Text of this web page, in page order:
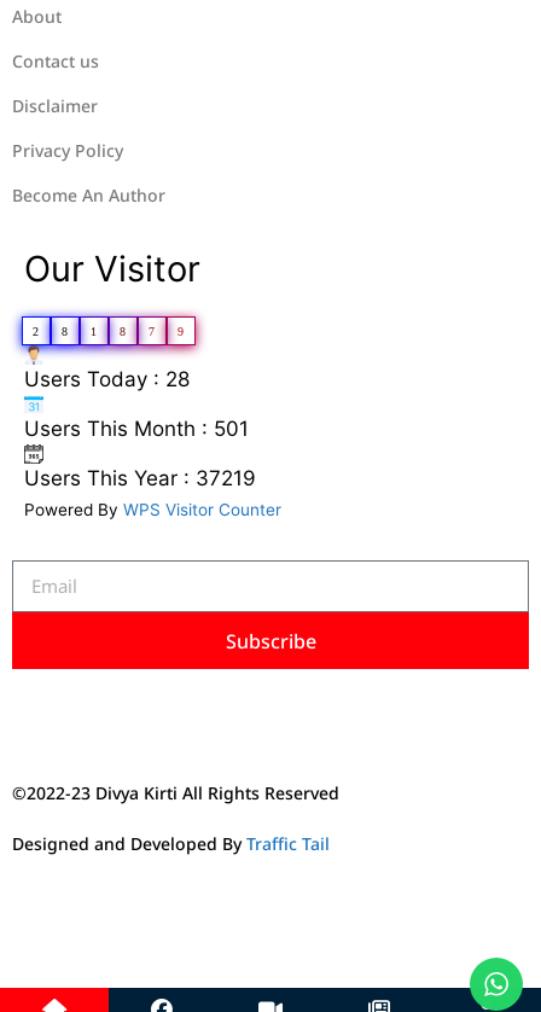
About
Contact us
Disclaimer
Privacy Policy
Become An Author
Our Visitor
2 8 1 8 7 9
Users Today : 28
Users This Month : 501
Users This Year : 37219
Powered By WPS Visitor Counter
Subscribe
©2022-23 Divya Kirti All Rights Reserved
Designed and Developed ByTraffic Tail